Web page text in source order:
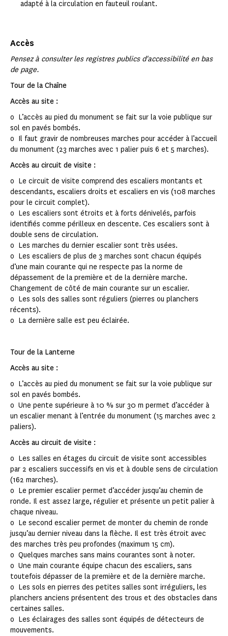
adapté à la circulation en fauteuil roulant.
Accès
Pensez à consulter les registres publics d'accessibilité en bas
de page.
Tour de la Chaîne
Accès au site :
o L’accès au pied du monument se fait sur la voie publique sur
sol en pavés bombés.
o Il faut gravir de nombreuses marches pour accéder à l’accueil
du monument (23 marches avec 1 palier puis 6 et 5 marches).
Accès au circuit de visite :
o Le circuit de visite comprend des escaliers montants et
descendants, escaliers droits et escaliers en vis (108 marches
pour le circuit complet).
o Les escaliers sont étroits et à forts dénivelés, parfois
identifiés comme périlleux en descente. Ces escaliers sont à
double sens de circulation.
o Les marches du dernier escalier sont très usées.
o Les escaliers de plus de 3 marches sont chacun équipés
d’une main courante qui ne respecte pas la norme de
dépassement de la première et de la dernière marche.
Changement de côté de main courante sur un escalier.
o Les sols des salles sont réguliers (pierres ou planchers
récents).
o La dernière salle est peu éclairée.
Tour de la Lanterne
Accès au site :
o L’accès au pied du monument se fait sur la voie publique sur
sol en pavés bombés.
o Une pente supérieure à 10 % sur 30 m permet d’accéder à
un escalier menant à l’entrée du monument (15 marches avec 2
paliers).
Accès au circuit de visite :
o Les salles en étages du circuit de visite sont accessibles
par 2 escaliers successifs en vis et à double sens de circulation
(162 marches).
o Le premier escalier permet d’accéder jusqu’au chemin de
ronde. Il est assez large, régulier et présente un petit palier à
chaque niveau.
o Le second escalier permet de monter du chemin de ronde
jusqu’au dernier niveau dans la flèche. Il est très étroit avec
des marches très peu profondes (maximum 15 cm).
o Quelques marches sans mains courantes sont à noter.
o Une main courante équipe chacun des escaliers, sans
toutefois dépasser de la première et de la dernière marche.
o Les sols en pierres des petites salles sont irréguliers, les
planchers anciens présentent des trous et des obstacles dans
certaines salles.
o Les éclairages des salles sont équipés de détecteurs de
mouvements.